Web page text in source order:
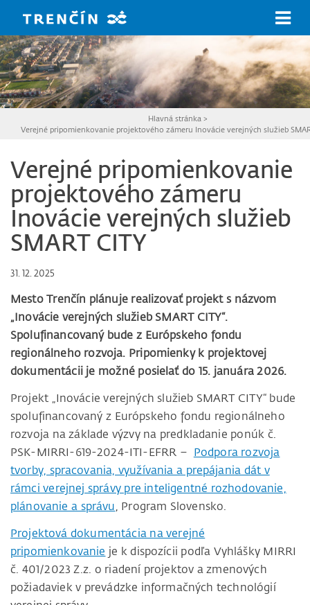
Hlavná stránka >
Verejné pripomienkovanie projektového zámeru Inovácie verejných služieb
Verejné pripomienkovanie
projektového zámeru
Inovácie verejných služieb
SMART CITY
31. 12. 2025
Mesto Trenčín plánuje realizovať projekt s názvom
„Inovácie verejných služieb SMART CITY“.
Spolufinancovaný bude z Európskeho fondu
regionálneho rozvoja. Pripomienky k projektovej
dokumentácii je možné posielať do 15. januára 2026.
Projekt „Inovácie verejných služieb SMART CITY“ bude
spolufinancovaný z Európskeho fondu regionálneho
rozvoja na základe výzvy na predkladanie ponúk č.
PSK-MIRRI-619-2024-ITI-EFRR – Podpora rozvoja
tvorby, spracovania, využívania a prepájania dát v
rámci verejnej správy pre inteligentné rozhodovanie,
plánovanie a správu, Program Slovensko.
Projektová dokumentácia na verejné
pripomienkovanie je k dispozícii podľa Vyhlášky MIRRI
č. 401/2023 Z.z. o riadení projektov a zmenových
požiadaviek v prevádzke informačných technológií